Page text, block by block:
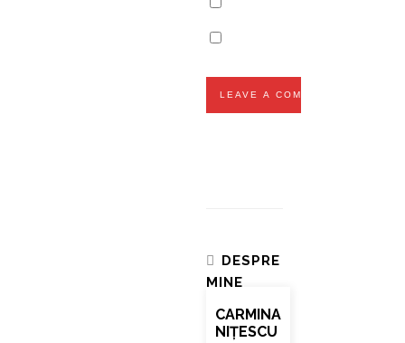
DESPRE
MINE
CARMINA
NIȚESCU